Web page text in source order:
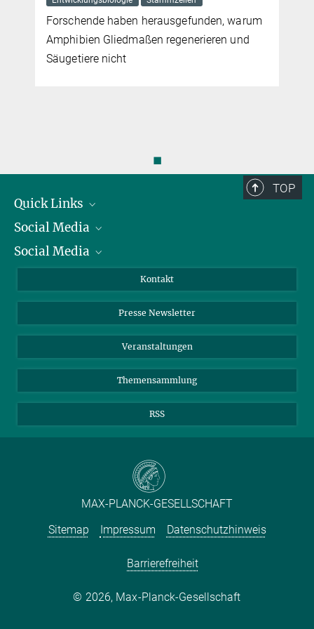
Forschende haben herausgefunden, warum
Amphibien Gliedmaßen regenerieren und
Säugetiere nicht
◼
TOP
Quick Links
Präsident
Zahlen und Fakten
Meldestelle Fehlverhalten
Social Media
Bluesky
TikTok
Social Media
Instagram
YouTube
Kontakt
Presse Newsletter
Veranstaltungen
Themensammlung
RSS
MAX-PLANCK-GESELLSCHAFT
Sitemap
Impressum Datenschutzhinweis
Barrierefreiheit
2026, Max-Planck-Gesellschaft